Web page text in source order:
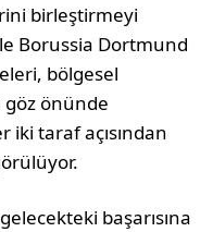
birleştirmeyi
Borussia Dortmund
bölgesel
göz önünde
iki taraf açısından
başarısına